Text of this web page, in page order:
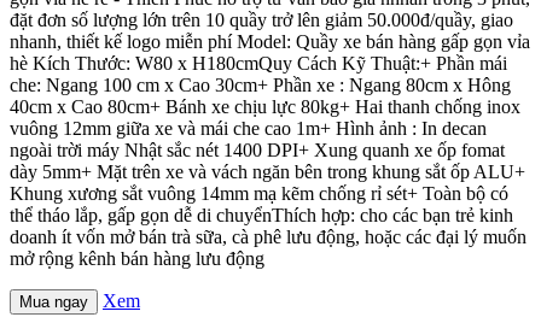
đặt đơn số lượng lớn trên 10 quầy trở lên giảm 50.000đ/quầy, giao
nhanh, thiết kế logo miễn phí Model: Quầy xe bán hàng gấp gọn vỉa
hè Kích Thước: W80 x H180cmQuy Cách Kỹ Thuật:+ Phần mái
che: Ngang 100 cm x Cao 30cm+ Phần xe : Ngang 80cm x Hông
40cm x Cao 80cm+ Bánh xe chịu lực 80kg+ Hai thanh chống inox
vuông 12mm giữa xe và mái che cao 1m+ Hình ảnh : In decan
ngoài trời máy Nhật sắc nét 1400 DPI+ Xung quanh xe ốp fomat
dày 5mm+ Mặt trên xe và vách ngăn bên trong khung sắt ốp ALU+
Khung xương sắt vuông 14mm mạ kẽm chống rỉ sét+ Toàn bộ có
thể tháo lắp, gấp gọn dễ di chuyểnThích hợp: cho các bạn trẻ kinh
doanh ít vốn mở bán trà sữa, cà phê lưu động, hoặc các đại lý muốn
mở rộng kênh bán hàng lưu động
Mua ngay Xem